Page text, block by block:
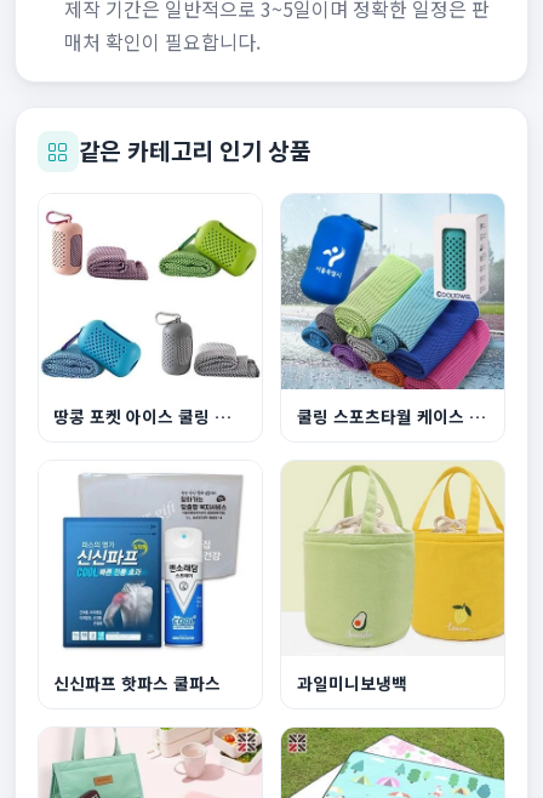
제작 기간은 일반적으로 3~5일이며 정확한 일정은 판
매처 확인이 필요합니다.
같은 카테고리 인기 상품
땅콩 포켓 아이스 쿨링 스포츠타월 쿨링 스포츠타월 케이스 세트 등산 헬스 땀수건
신신파프 핫파스 쿨파스 과일미니보냉백